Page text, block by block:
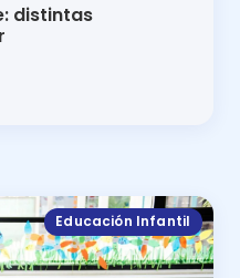
distintas
Educación Infantil